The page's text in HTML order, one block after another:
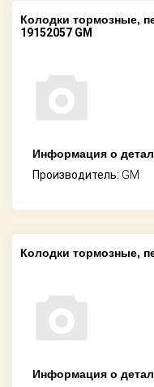
Колодки тормозные,
19152057 GM
Информация о
Производитель: GM
Колодки тормозные,
Информация о